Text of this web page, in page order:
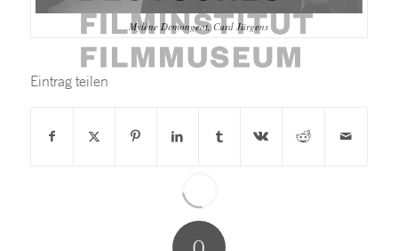
Mylène Demongeot, Curd Jürgens
Eintrag teilen